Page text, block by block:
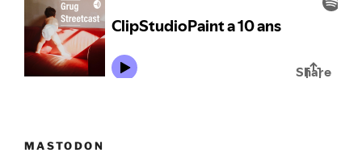
MASTODON